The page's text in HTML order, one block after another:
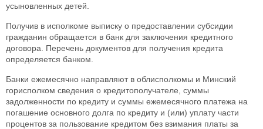
усыновленных детей.
Получив в исполкоме выписку о предоставлении субсидии
гражданин обращается в банк для заключения кредитного
договора. Перечень документов для получения кредита
определяется банком.
Банки ежемесячно направляют в облисполкомы и Минский
горисполком сведения о кредитополучателе, суммы
задолженности по кредиту и суммы ежемесячного платежа на
погашение основного долга по кредиту и (или) уплату части
процентов за пользование кредитом без взимания платы за